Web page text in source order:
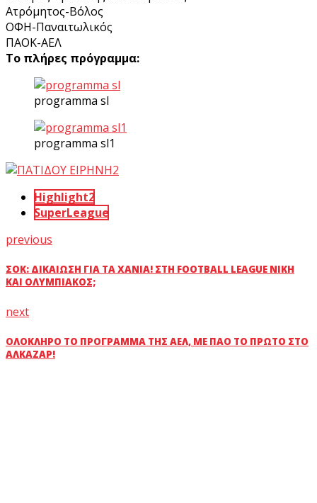
Ατρόμητος-Βόλος
ΟΦΗ-Παναιτωλικός
ΠΑΟΚ-ΑΕΛ
Το πλήρες πρόγραμμα:
programma sl
programma sl1
Highlight2
SuperLeague
previous
ΣΟΚ: ΔΙΚΑΊΩΣΗ ΓΙΑ ΤΑ ΧΑΝΙΆ! ΣΤΗ FOOTBALL LEAGUE ΝΊΚΗ
ΚΑΙ ΟΛΥΜΠΙΑΚΌΣ;
next
ΟΛΌΚΛΗΡΟ ΤΟ ΠΡΌΓΡΑΜΜΑ ΤΗΣ ΑΕΛ, ΜΕ ΠAO ΤΟ ΠΡΏΤΟ ΣΤΟ
ΑΛΚΑΖΆΡ!